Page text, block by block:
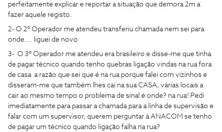
perfeitamente explicar e reportar a situação que demora 2m a
fazer aquele registo.
2- O 2º Operador me atendeu transferiu chamada nem sei para
onde…. liguei de novo
3- O 3º Operador me atendeu era brasileiro e disse-me que tinha
de pagar técnico quando tenho quebras ligação vindas na rua fora
de casa a razão que sei que é na rua porque falei com vizinhos e
disseram-me que também lhes caí na sua CASA, várias locais a
cair ao mesmo tempo o problema de sinal é onde? na rua! Pedi
imediatamente para passar a chamada para a linha de supervisão e
falar com um supervisor, querem perguntar à ANACOM se tenho
de pagar um técnico quando ligação falha na rua?